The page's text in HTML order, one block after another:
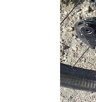
vélo
et
triathlon